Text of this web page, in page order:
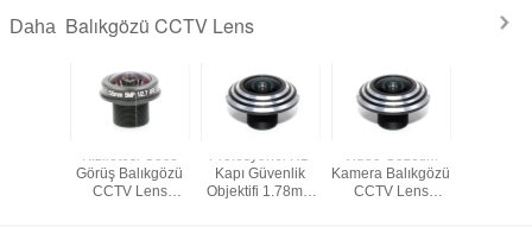
Daha Balıkgözü CCTV Lens
Kızılötesi Gece
Görüş Balıkgözü
CCTV Lens
Profesyonel HD
Kapı Güvenlik
Objektifi 1.78mm
Video Gözetim
Kamera Balıkgözü
CCTV Lens